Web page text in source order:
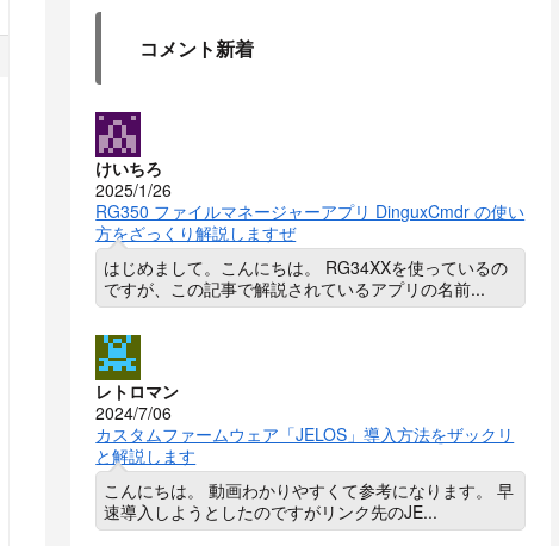
コメント新着
けいちろ
2025/1/26
RG350 ファイルマネージャーアプリ DinguxCmdr の使い
方をざっくり解説しますぜ
はじめまして。こんにちは。 RG34XXを使っているの
ですが、この記事で解説されているアプリの名前...
レトロマン
2024/7/06
カスタムファームウェア「JELOS」導入方法をザックリ
と解説します
こんにちは。 動画わかりやすくて参考になります。 早
速導入しようとしたのですがリンク先のJE...